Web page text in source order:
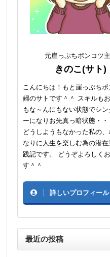
元崖っぷちポンコツ
きのこ(サト)
こんにちは！もと崖っぷちポ
婦のサトです＾＾ スキルも
もな～んにもない状態でシ
ーになりお先真っ暗状態・・
どうしようもなかった私の、
なりに人生を楽しむ為の潜
践記です。 どうぞよろしく
す＾＾
詳しいプロフィール
最近の投稿